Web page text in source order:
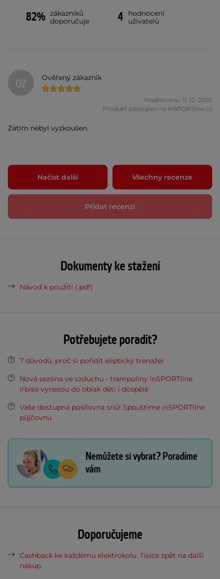
82% zákazníků
doporučuje
4
hodnocení
uživatelů
OZ Ověřený zákazník
Hodnoceno: 11. 12. 2025
Produkt zakoupen na inSPORTline.cz
Zatím nebyl vyzkoušen.
Načíst další Všechny recenze
Přidat recenzi
Dokumenty ke stažení
Návod k použití (.pdf)
Potřebujete poradit?
7 důvodů, proč si pořídit eliptický trenažér
Nová sezóna ve vzduchu - trampolíny inSPORTline
Irbiso vynesou do oblak děti i dospělé
Vaše dostupná posilovna snů! Spouštíme inSPORTline
půjčovnu
Nemůžete si vybrat? Poradíme
vám
Doporučujeme
Cashback ke každému elektrokolu. Tisíce zpět na další
nákup.